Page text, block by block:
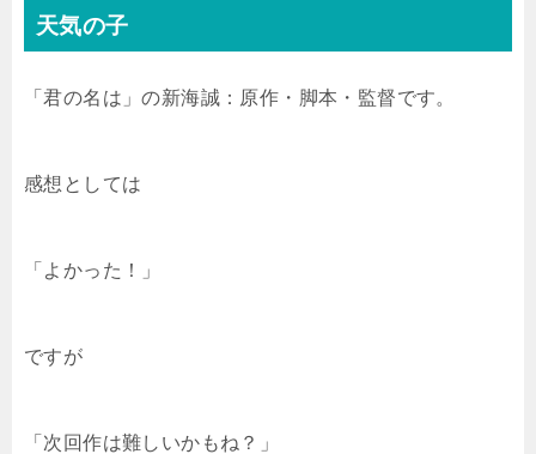
天気の子
「君の名は」の新海誠：原作・脚本・監督です。
感想としては
「よかった！」
ですが
「次回作は難しいかもね？」